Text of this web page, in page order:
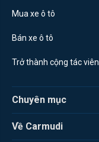
Mua xe ô tô
Bán xe ô tô
Trở thành cộng tác viên
Chuyên mục
Về Carmudi